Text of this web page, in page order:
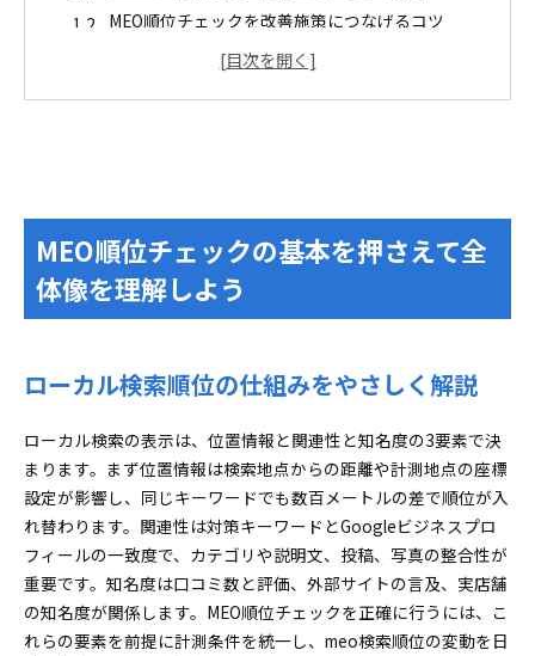
MEO順位チェックを改善施策につなげるコツ
無料でMEO順位チェックを始める時のやり方とポイン
登録できるキーワードや計測地点の柔軟性でMEO
順位チェックを選ぶ
レポートやスクリーンショット保存でMEO順位チ
ち筋を探そう
競合のカテゴリや口コミをMEO順位チェックの視
点で調査
地域ごとの強弱をグリッド化してMEO順位チェッ
クで可視化
計測精度を左右するMEO順位チェック設定と失敗しな
い運用フロー
位置情報と検索条件を統一してMEO順位チェック
の精度アップ
MEO順位チェックの基本を押さえて全
体像を理解しよう
ローカル検索順位の仕組みをやさしく解説
ローカル検索の表示は、位置情報と関連性と知名度の3要素で決
まります。まず位置情報は検索地点からの距離や計測地点の座標
設定が影響し、同じキーワードでも数百メートルの差で順位が入
れ替わります。関連性は対策キーワードとGoogleビジネスプロ
フィールの一致度で、カテゴリや説明文、投稿、写真の整合性が
重要です。知名度は口コミ数と評価、外部サイトの言及、実店舗
の知名度が関係します。MEO順位チェックを正確に行うには、こ
れらの要素を前提に計測条件を統一し、meo検索順位の変動を日